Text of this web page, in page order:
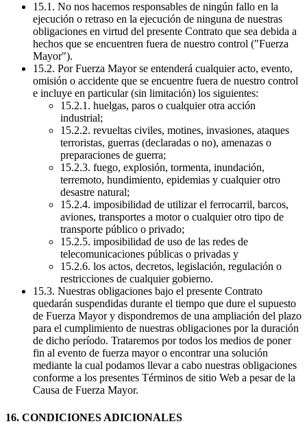
15.1. No nos hacemos responsables de ningún fallo en la
ejecución o retraso en la ejecución de ninguna de nuestras
obligaciones en virtud del presente Contrato que sea debida a
hechos que se encuentren fuera de nuestro control ("Fuerza
Mayor").
15.2. Por Fuerza Mayor se entenderá cualquier acto, evento,
omisión o accidente que se encuentre fuera de nuestro control
e incluye en particular (sin limitación) los siguientes:
15.2.1. huelgas, paros o cualquier otra acción
industrial;
15.2.2. revueltas civiles, motines, invasiones, ataques
terroristas, guerras (declaradas o no), amenazas o
preparaciones de guerra;
15.2.3. fuego, explosión, tormenta, inundación,
terremoto, hundimiento, epidemias y cualquier otro
desastre natural;
15.2.4. imposibilidad de utilizar el ferrocarril, barcos,
aviones, transportes a motor o cualquier otro tipo de
transporte público o privado;
15.2.5. imposibilidad de uso de las redes de
telecomunicaciones públicas o privadas y
15.2.6. los actos, decretos, legislación, regulación o
restricciones de cualquier gobierno.
15.3. Nuestras obligaciones bajo el presente Contrato
quedarán suspendidas durante el tiempo que dure el supuesto
de Fuerza Mayor y dispondremos de una ampliación del plazo
para el cumplimiento de nuestras obligaciones por la duración
de dicho período. Trataremos por todos los medios de poner
fin al evento de fuerza mayor o encontrar una solución
mediante la cual podamos llevar a cabo nuestras obligaciones
conforme a los presentes Términos de sitio Web a pesar de la
Causa de Fuerza Mayor.
16. CONDICIONES ADICIONALES